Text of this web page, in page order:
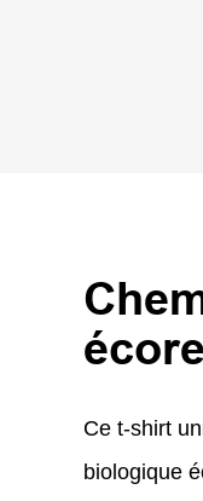
Ce t-shirt
biologique